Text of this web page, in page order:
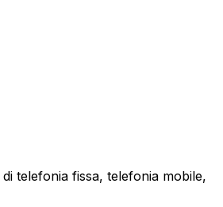
telefonia fissa, telefonia mobile,